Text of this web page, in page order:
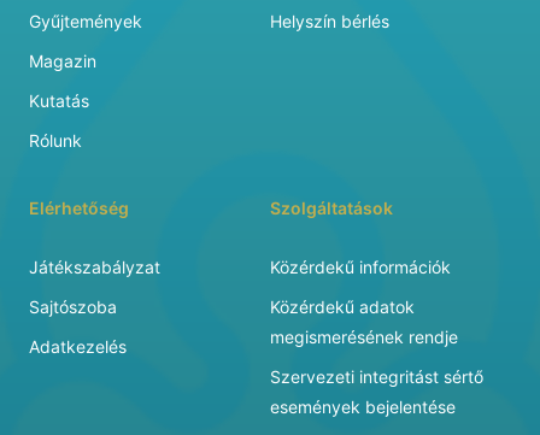
Gyűjtemények
Magazin
Kutatás
Rólunk
Helyszín bérlés
Elérhetőség
Játékszabályzat
Sajtószoba
Adatkezelés
Szolgáltatások
Közérdekű információk
Közérdekű adatok
megismerésének rendje
Szervezeti integritást sértő
események bejelentése